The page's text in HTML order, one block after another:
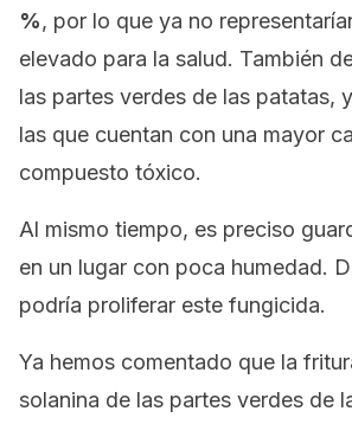
%, por lo que ya no
elevado para la salud. También
las partes verdes de las patatas,
las que cuentan con una mayor
compuesto tóxico.
Al mismo tiempo, es preciso
en un lugar con poca humedad.
podría proliferar este fungicida.
Ya hemos comentado que la
solanina de las partes verdes de